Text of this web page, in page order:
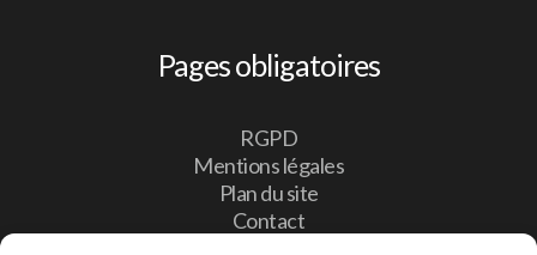
Pages obligatoires
RGPD
Mentions légales
Plan du site
Contact